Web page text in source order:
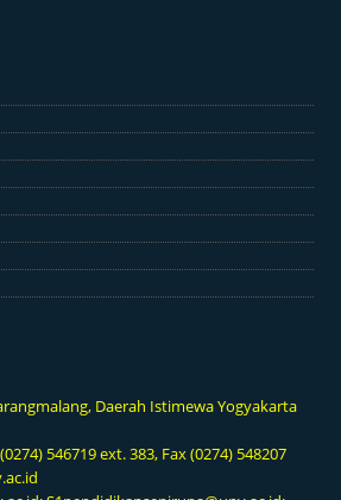
Daerah Istimewa Yogyakarta
546719 ext. 383, Fax (0274) 548207